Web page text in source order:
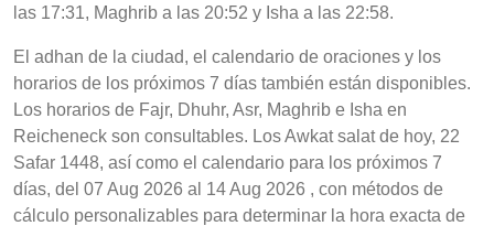
las 17:31, Maghrib a las 20:52 y Isha a las 22:58.
El adhan de la ciudad, el calendario de oraciones y los
horarios de los próximos 7 días también están disponibles.
Los horarios de Fajr, Dhuhr, Asr, Maghrib e Isha en
Reicheneck son consultables. Los Awkat salat de hoy, 22
Safar 1448, así como el calendario para los próximos 7
días, del 07 Aug 2026 al 14 Aug 2026 , con métodos de
cálculo personalizables para determinar la hora exacta de